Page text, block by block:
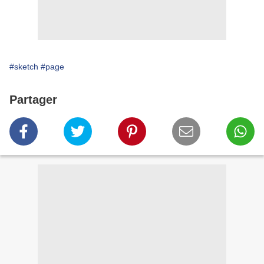
#sketch #page
Partager